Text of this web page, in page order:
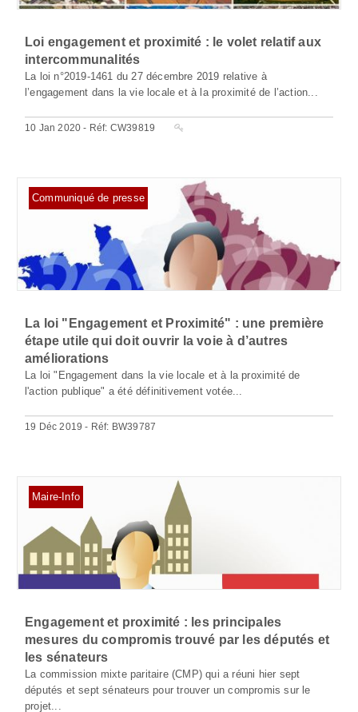
Loi engagement et proximité : le volet relatif aux
intercommunalités
La loi n°2019-1461 du 27 décembre 2019 relative à
l’engagement dans la vie locale et à la proximité de l’action...
10 Jan 2020 - Réf: CW39819
Communiqué de presse
La loi "Engagement et Proximité" : une première
étape utile qui doit ouvrir la voie à d’autres
améliorations
La loi "Engagement dans la vie locale et à la proximité de
l'action publique" a été définitivement votée...
19 Déc 2019 - Réf: BW39787
Maire-Info
Engagement et proximité : les principales
mesures du compromis trouvé par les députés et
les sénateurs
La commission mixte paritaire (CMP) qui a réuni hier sept
députés et sept sénateurs pour trouver un compromis sur le
projet...